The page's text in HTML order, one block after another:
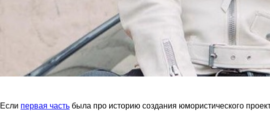
Если первая часть была про историю создания юмористического